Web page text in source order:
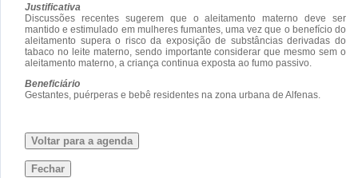
Justificativa
Discussões recentes sugerem que o aleitamento materno deve ser
mantido e estimulado em mulheres fumantes, uma vez que o benefício do
aleitamento supera o risco da exposição de substâncias derivadas do
tabaco no leite materno, sendo importante considerar que mesmo sem o
aleitamento materno, a criança continua exposta ao fumo passivo.
Beneficiário
Gestantes, puérperas e bebê residentes na zona urbana de Alfenas.
Voltar para a agenda
Fechar